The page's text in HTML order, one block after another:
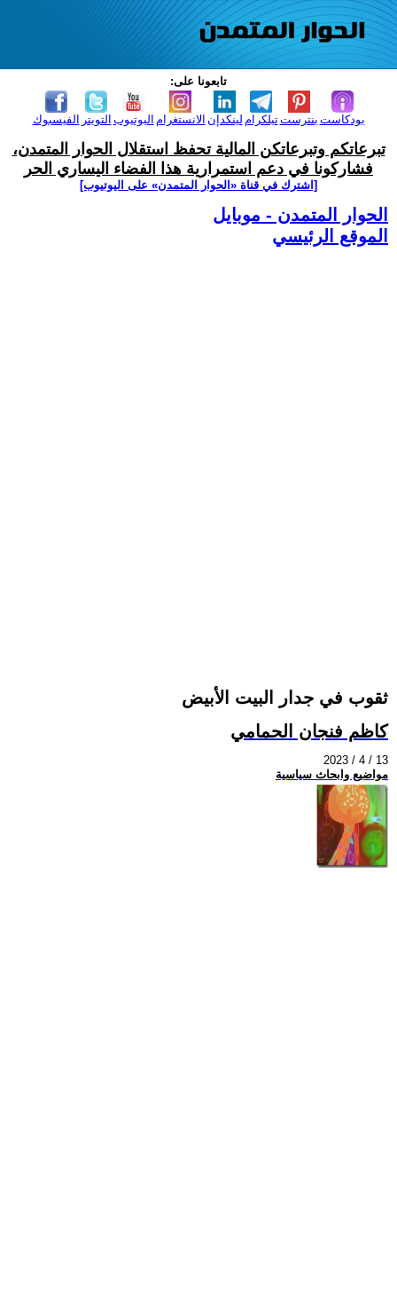
تابعونا على:
الفيسبوك التويتر اليوتيوب الانستغرام لينكدإن تيلكرامبنترست بودكاست
تبرعاتكم وتبرعاتكن المالية تحفظ استقلال الحوار المتمدن،
فشاركونا في دعم استمرارية هذا الفضاء اليساري الحر
[اشترك في قناة ‫«الحوار المتمدن» على اليوتيوب]
الحوار المتمدن - موبايل
الموقع الرئيسي
ثقوب في جدار البيت الأبيض
كاظم فنجان الحمامي
2023 / 4 / 13
مواضيع وابحاث سياسية